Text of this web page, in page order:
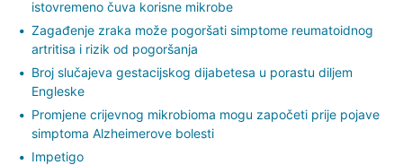
istovremeno čuva korisne mikrobe
Zagađenje zraka može pogoršati simptome reumatoidnog
artritisa i rizik od pogoršanja
Broj slučajeva gestacijskog dijabetesa u porastu diljem
Engleske
Promjene crijevnog mikrobioma mogu započeti prije pojave
simptoma Alzheimerove bolesti
Impetigo